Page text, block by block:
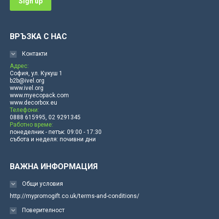
ВРЪЗКА С НАС
Контакти
Адрес:
София, ул. Кукуш 1
b2b@ivel.org
www.ivel.org
www.myecopack.com
www.decorbox.eu
Телефони:
0888 615995, 02 9291345
Работно време:
понеделник - петък: 09:00 - 17:30
събота и неделя: почивни дни
ВАЖНА ИНФОРМАЦИЯ
Общи условия
http://mypromogift.co.uk/terms-and-conditions/
Поверителност